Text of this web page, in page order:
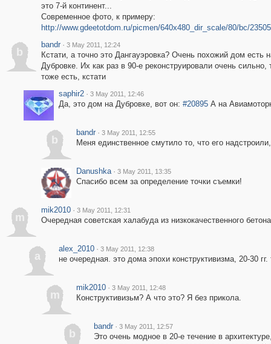
это 7-й континент...
Современное фото, к примеру:
http://www.gdeetotdom.ru/picmen/640x480_dir_scale/80/bc/
b
bandr · 3 May 2011, 12:24
Кстати, а точно это Дангауэровка? Очень похожий дом есть
Дубровке. Их как раз в 90-е реконструировали очень
тоже есть, кстати
saphir2 · 3 May 2011, 12:46
Да, это дом на Дубровке, вот он: #20895А на
b
bandr · 3 May 2011, 12:55
Меня единственное смутило то, что его
Danushka · 3 May 2011, 13:35
Спасибо всем за определение точки съемки!
m
mik2010 · 3 May 2011, 12:31
Очередная советская халабуда из низкокачественного бетона
a
alex_2010 · 3 May 2011, 12:38
не очередная. это дома эпохи конструктивизма, 20-30
m
mik2010 · 3 May 2011, 12:48
Конструктивизьм? А что это? Я без прикола.
b
bandr · 3 May 2011, 12:57
Это очень модное в 20-е течение в